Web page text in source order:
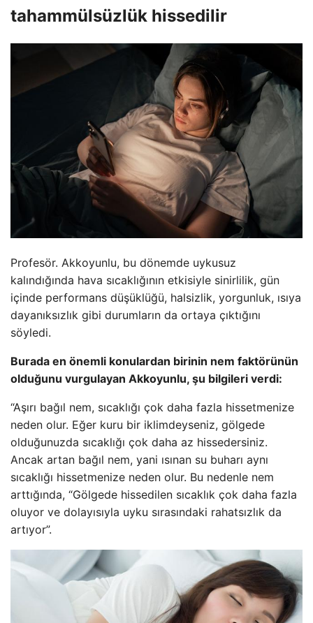
tahammülsüzlük hissedilir
Profesör. Akkoyunlu, bu dönemde uykusuz
kalındığında hava sıcaklığının etkisiyle sinirlilik, gün
içinde performans düşüklüğü, halsizlik, yorgunluk, ısıya
dayanıksızlık gibi durumların da ortaya çıktığını
söyledi.
Burada en önemli konulardan birinin nem faktörünün
olduğunu vurgulayan Akkoyunlu, şu bilgileri verdi:
“Aşırı bağıl nem, sıcaklığı çok daha fazla hissetmenize
neden olur. Eğer kuru bir iklimdeyseniz, gölgede
olduğunuzda sıcaklığı çok daha az hissedersiniz.
Ancak artan bağıl nem, yani ısınan su buharı aynı
sıcaklığı hissetmenize neden olur. Bu nedenle nem
arttığında, “Gölgede hissedilen sıcaklık çok daha fazla
oluyor ve dolayısıyla uyku sırasındaki rahatsızlık da
artıyor”.